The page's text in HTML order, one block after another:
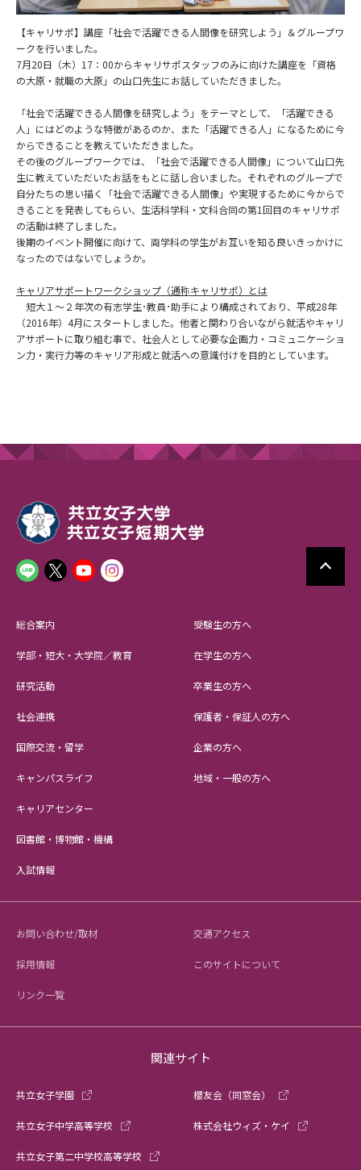
【キャリサポ】講座「社会で活躍できる人間像を研究しよう」＆グループワ
ークを行いました。
7月20日（木）17：00からキャリサポスタッフのみに向けた講座を「資格
の大原・就職の大原」 の山口先生にお話していただきました。
「社会で活躍できる人間像を研究しよう」をテーマとして、「活躍できる
人」にはどのような特徴があるのか、また「活躍できる人」 になるために今
からできることを教えていただきました。
その後のグループワークでは、「社会で活躍できる人間像」について山口先
生に教えていただいたお話をもとに話し合いました。 それぞれのグループで
自分たちの思い描く「社会で活躍できる人間像」や実現するために今からで
きることを発表してもらい、生活科学科・文科合同の第1回目のキャリサポ
の活動は終了しました。
後期のイベント開催に向けて、両学科の学生がお互いを知る良いき っかけに
なったのではないでしょうか。
キャリアサポートワークショップ（通称キャリサポ）とは
短大１～２年次の有志学生･教員･助手により構成されており、 平成28年
（2016年）4月にスタートしました。 他者と関わり合いながら就活やキャリ
アサポートに取り組む事で、 社会人として必要な企画力・コミュニケーショ
ン力・ 実行力等のキャリア形成と就活への意識付けを目的としています。
総合案内
学部・短大・大学院／教育
研究活動
社会連携
国際交流・留学
キャンパスライフ
キャリアセンター
図書館・博物館・機構
入試情報
受験生の方へ
在学生の方へ
卒業生の方へ
保護者・保証人の方へ
企業の方へ
地域・一般の方へ
お問い合わせ/取材 交通アクセス
採用情報 このサイトについて
リンク一覧
関連サイト
共立女子学園
共立女子中学高等学校
共立女子第二中学校高等学校
櫻友会（同窓会）
株式会社ウィズ・ケイ